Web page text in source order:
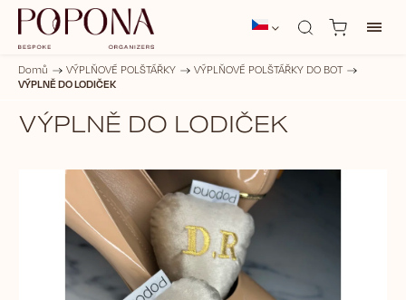
Domů / VÝPLŇOVÉ POLŠTÁŘKY / VÝPLŇOVÉ POLŠTÁŘKY DO BOT /
VÝPLNĚ DO LODIČEK
VÝPLNĚ DO LODIČEK